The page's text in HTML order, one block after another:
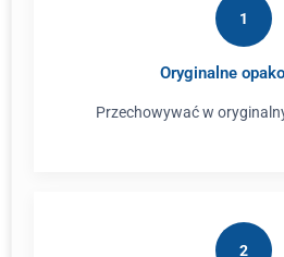
1
Oryginalne
Przechowywać w
2